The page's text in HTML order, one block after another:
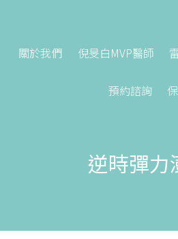
關於我們 倪旻白MVP醫師
預約諮詢
逆時彈力